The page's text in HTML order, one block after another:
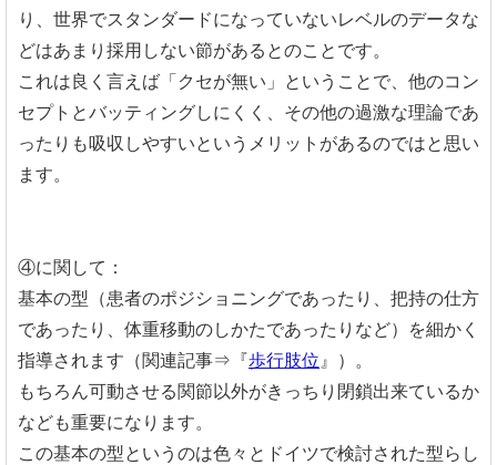
り、世界でスタンダードになっていないレベルのデータな
どはあまり採用しない節があるとのことです。
これは良く言えば「クセが無い」ということで、他のコン
セプトとバッティングしにくく、その他の過激な理論であ
ったりも吸収しやすいというメリットがあるのではと思い
ます。
④に関して：
基本の型（患者のポジショニングであったり、把持の仕方
であったり、体重移動のしかたであったりなど）を細かく
指導されます（関連記事⇒『歩行肢位』）。
もちろん可動させる関節以外がきっちり閉鎖出来ているか
なども重要になります。
この基本の型というのは色々とドイツで検討された型らし